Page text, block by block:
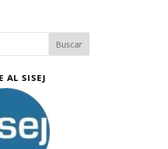
AL SISEJ